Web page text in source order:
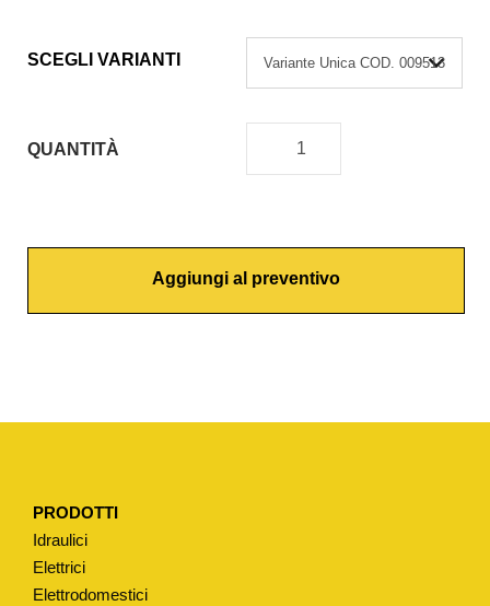
SCEGLI VARIANTI
QUANTITÀ
V
O
E
A
C
O
T
Aggiungi al preventivo
PRODOTTI
Idraulici
Elettrici
Elettrodomestici